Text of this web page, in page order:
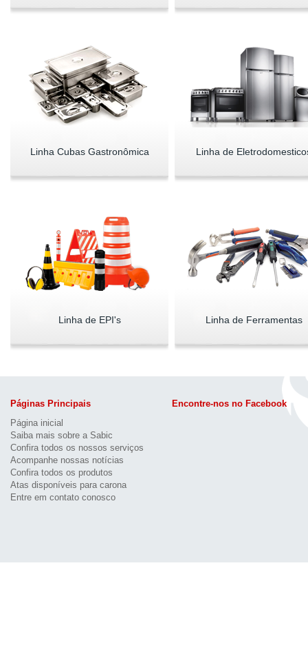
Linha Cubas Gastronômica Linha de
Linha de EPI's Linha de Ferramentas
Páginas Principais
Página inicial
Saiba mais sobre a Sabic
Confira todos os nossos serviços
Acompanhe nossas notícias
Confira todos os produtos
Atas disponíveis para carona
Entre em contato conosco
Encontre-nos no Facebook